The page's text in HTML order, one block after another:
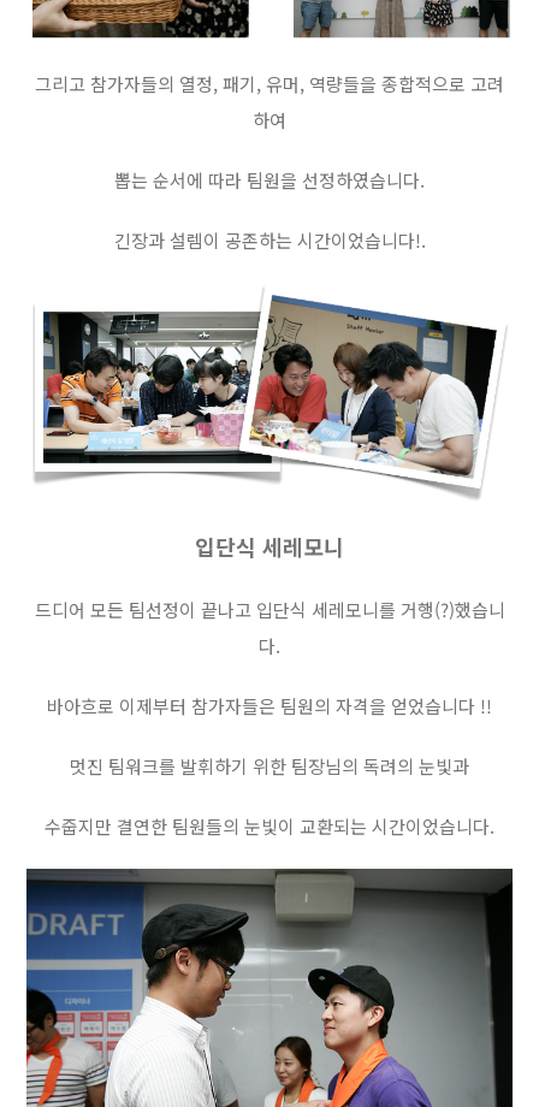
그리고 참가자들의 열정, 패기, 유머, 역량들을 종합적으로 고려
하여
뽑는 순서에 따라 팀원을 선정하였습니다.
긴장과 설렘이 공존하는 시간이었습니다!.
입단식 세레모니
드디어 모든 팀선정이 끝나고 입단식 세레모니를 거행(?)했습니
다.
바아흐로 이제부터 참가자들은 팀원의 자격을 얻었습니다 !!
멋진 팀워크를 발휘하기 위한 팀장님의 독려의 눈빛과
수줍지만 결연한 팀원들의 눈빛이 교환되는 시간이었습니다.